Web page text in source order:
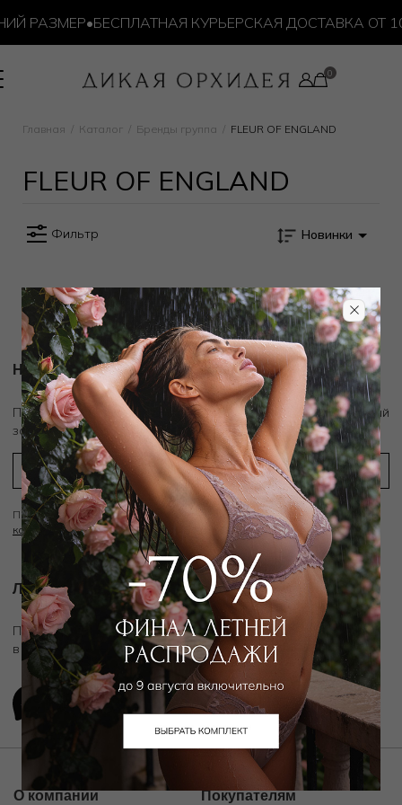
РАЗМЕР•БЕСПЛАТНАЯ КУРЬЕРСКАЯ ДОСТАВКА ОТ 10
Главная Каталог Бренды группа FLEUR OF ENGLAND
FLEUR OF ENGLAND
Фильтр Новинки
Новости и акции
Подпишитесь на рассылку и получитескидку 10%на первый
заказ
Подписываясь на рассылку вы соглашаетесь с условиямиПолитики
конфиденциальности
Личный ассистент.
Подключите личного ассистента "Дикой Орхидеи"
в удобном мессенджере
О компании Покупателям